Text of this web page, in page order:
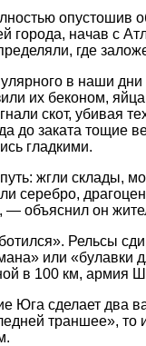
города, начав с
где
в наши
их беконом,
скот, убивая
заката тощие
гладкими.
жгли
серебро,
— объяснил он
Рельсы
или
в 100 км, армия
Юга сделает
траншее»,